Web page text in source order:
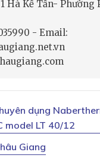
Hà Kế Tấn- Phường
- Email:
dụng
model LT 40/12
Giang